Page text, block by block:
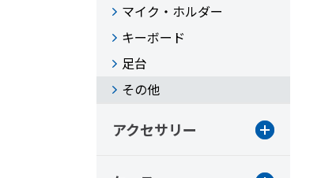
マイク・ホルダー
キーボード
足台
その他
アクセサリー